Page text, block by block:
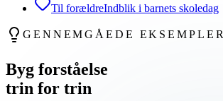
Til forældreIndblik i barnets skoledag
GENNEMGÅEDE EKSEMPLER
Byg forståelse
trin for trin